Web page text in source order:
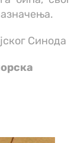
Синода